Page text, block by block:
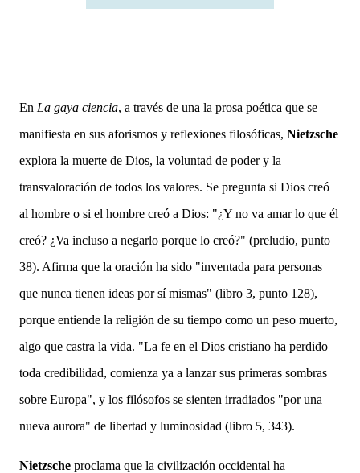
En La gaya ciencia, a través de una la prosa poética que se
manifiesta en sus aforismos y reflexiones filosóficas, Nietzsche
explora la muerte de Dios, la voluntad de poder y la
transvaloración de todos los valores. Se pregunta si Dios creó
al hombre o si el hombre creó a Dios: "¿Y no va amar lo que él
creó? ¿Va incluso a negarlo porque lo creó?" (preludio, punto
38). Afirma que la oración ha sido "inventada para personas
que nunca tienen ideas por sí mismas" (libro 3, punto 128),
porque entiende la religión de su tiempo como un peso muerto,
algo que castra la vida. "La fe en el Dios cristiano ha perdido
toda credibilidad, comienza ya a lanzar sus primeras sombras
sobre Europa", y los filósofos se sienten irradiados "por una
nueva aurora" de libertad y luminosidad (libro 5, 343).
Nietzsche proclama que la civilización occidental ha